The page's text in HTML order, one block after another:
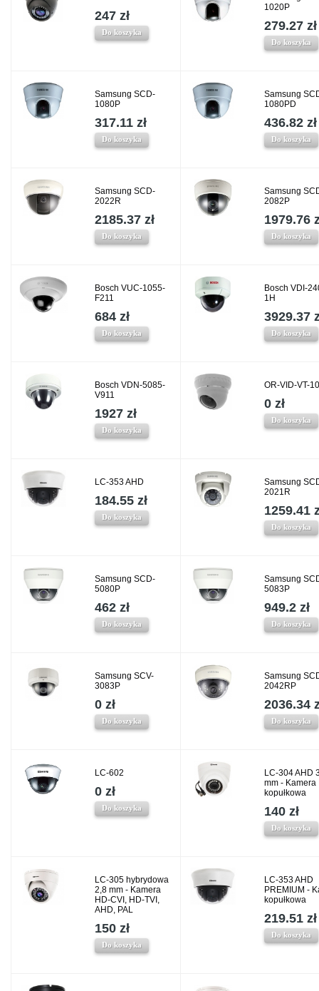
247 zł
Do koszyka
1020P
279.27 zł
Do koszyka
Samsung SCD-
1080P
317.11 zł
Do koszyka
Samsung
1080PD
436.82 zł
Do koszyka
Samsung SCD-
2022R
2185.37 zł
Do koszyka
Samsung
2082P
1979.76
Do koszyka
Bosch VUC-1055-
F211
684 zł
Do koszyka
Bosch VDI-
1H
3929.37
Do koszyka
Bosch VDN-5085-
V911
1927 zł
Do koszyka
OR-VID-VT-
0 zł
Do koszyka
LC-353 AHD
184.55 zł
Do koszyka
Samsung
2021R
1259.41
Do koszyka
Samsung SCD-
5080P
462 zł
Do koszyka
Samsung
5083P
949.2 zł
Do koszyka
Samsung SCV-
3083P
0 zł
Do koszyka
Samsung
2042RP
2036.34
Do koszyka
LC-602
0 zł
Do koszyka
LC-304 AHD
mm - Kamera
kopułkowa
140 zł
Do koszyka
LC-305 hybrydowa
2,8 mm - Kamera
HD-CVI, HD-TVI,
AHD, PAL
150 zł
Do koszyka
LC-353 AHD
PREMIUM -
kopułkowa
219.51 zł
Do koszyka